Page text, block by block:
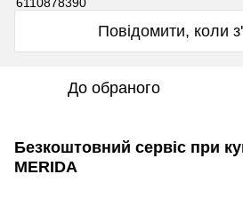
Повідомити, коли
До обраного
Безкоштовний сервіс при
MERIDA